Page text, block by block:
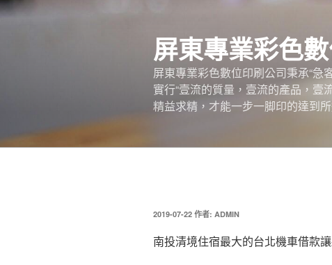
跳
屏東專業彩色
屏東專業彩色數位印刷公司秉承“
實行“壹流的質量，壹流的產品，壹
精益求精，才能一步一脚印的達到
發
於
2019-07-22 作者: ADMIN
南投清境住宿最大的台北機車借款